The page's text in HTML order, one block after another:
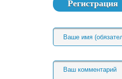
Регистрация